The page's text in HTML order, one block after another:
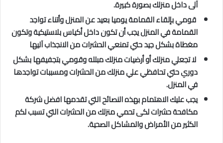
آلى داخل منزلك بصورة كبيرة.
قومي بإلقاء القمامة يوميا بعيد عن المنزل وأتناء تواجد
القمامة في المنزل يجب أن تكون داخل أكياس بلاستيكية وتكون
مغطاة بشكل جيد حتي تمنعي الحشرات من الانجذاب آليها
لا تجعلي منزلك أو أرضيات منزلك مبلله وقومي بتجفيفها بشكل
دوري حتي تحافظي علي منزلك من الحشرات ومسببات تواجدها
في المنزل.
يجب عليك الاهتمام بهذه النصائح التي تقدمها افضل شركة
مكافحة حشرات لكى تحمي منزلك من الحشرات التي تسبب لكم
الكثير من الأمراض والمشاكل الصحية.